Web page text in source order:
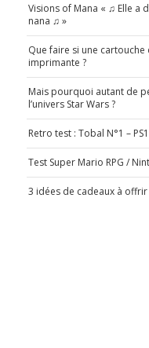
Visions of Mana « ♫ Elle a
nana ♫ »
Que faire si une cartouche
imprimante ?
Mais pourquoi autant de
l’univers Star Wars ?
Retro test : Tobal N°1 –
Test Super Mario RPG /
3 idées de cadeaux à